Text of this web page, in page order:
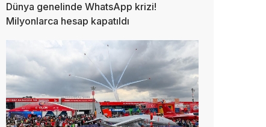
Dünya genelinde WhatsApp krizi!
Milyonlarca hesap kapatıldı